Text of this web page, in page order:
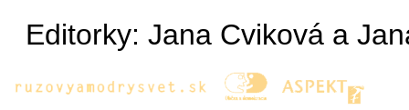
Editorky: Jana Cviková a